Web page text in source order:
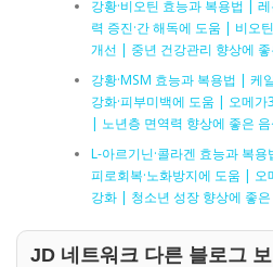
강황·비오틴 효능과 복용법 |
력 증진·간 해독에 도움 | 비오
개선 | 중년 건강관리 향상에
강황·MSM 효능과 복용법 | 케
강화·피부미백에 도움 | 오메가
| 노년층 면역력 향상에 좋은
L-아르기닌·콜라겐 효능과 복
피로회복·노화방지에 도움 | 오
강화 | 청소년 성장 향상에 좋
JD 네트워크 다른 블로그 보